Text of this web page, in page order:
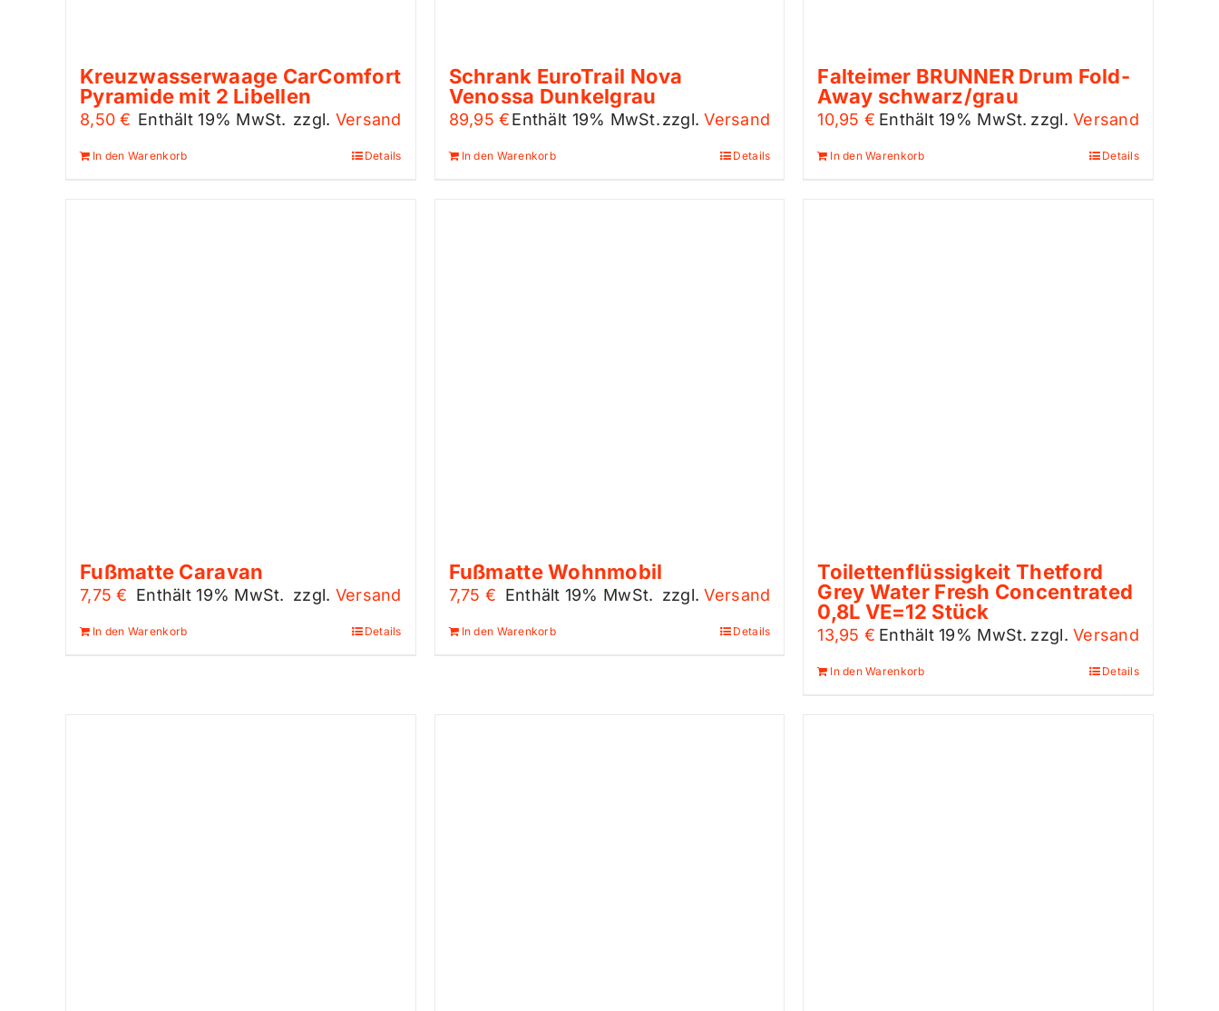
Kreuzwasserwaage CarComfort
Pyramide mit 2 Libellen
8,50€ Enthält 19% MwSt. zzgl. Versand
In den Warenkorb Details
Schrank EuroTrail Nova
Venossa Dunkelgrau
89,95€Enthält 19% MwSt.zzgl.Versand
In den Warenkorb Details
Falteimer BRUNNER Drum Fold-
Away schwarz/grau
10,95 € Enthält 19% MwSt. zzgl.Versand
In den Warenkorb Details
Fußmatte Caravan
7,75€ Enthält 19% MwSt. zzgl. Versand
In den Warenkorb Details
Fußmatte Wohnmobil
7,75€ Enthält 19% MwSt. zzgl.Versand
In den Warenkorb Details
Toilettenflüssigkeit Thetford
Grey Water Fresh Concentrated
0,8L VE=12 Stück
13,95 € Enthält 19% MwSt. zzgl.Versand
In den Warenkorb Details